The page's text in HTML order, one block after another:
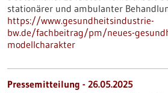
stationärer und ambulanter
https://www.gesundheitsindustrie-
bw.de/fachbeitrag/pm/neues-
modellcharakter
Pressemitteilung - 26.05.2025